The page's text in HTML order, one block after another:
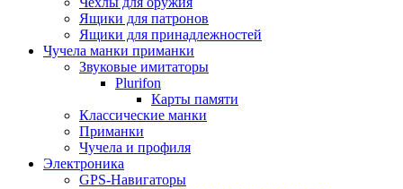
Ящики для патронов
Ящики для принадлежностей
Чучела манки приманки
Звуковые имитаторы
Plurifon
Карты памяти
Классические манки
Приманки
Чучела и профиля
Электроника
GPS-Навигаторы